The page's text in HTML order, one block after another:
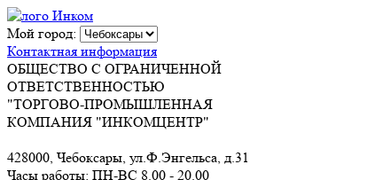
Мой город:
Контактная информация
ОБЩЕСТВО С ОГРАНИЧЕННОЙ
ОТВЕТСТВЕННОСТЬЮ
"ТОРГОВО-ПРОМЫШЛЕННАЯ
КОМПАНИЯ "ИНКОМЦЕНТР"
428000, Чебоксары, ул.Ф.Энгельса, д.31
Часы работы: ПН-ВС 8.00 - 20.00